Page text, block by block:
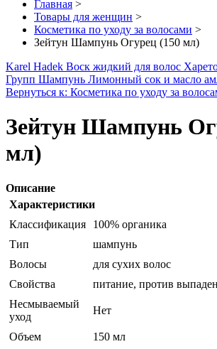
Главная >
Товары для женщин >
Косметика по уходу за волосами >
Зейтун Шампунь Огурец (150 мл)
Karel Hadek Воск жидкий для волос
Групп Шампунь Лимонный сок и масло
Вернуться к: Косметика по уходу за
Зейтун Шампунь
мл)
Описание
Характеристики
Классификация
100% органика
Тип
шампунь
Волосы
для сухих волос
Свойства
питание, против
Несмываемый
уход
Нет
Объем
150 мл